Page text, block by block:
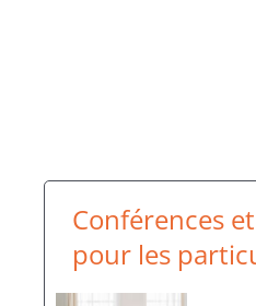
Conférences
pour les